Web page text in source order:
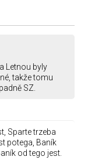
Letnou byly
takže tomu
SZ.
Sparte trzeba
potega, Baník
od tego jest.